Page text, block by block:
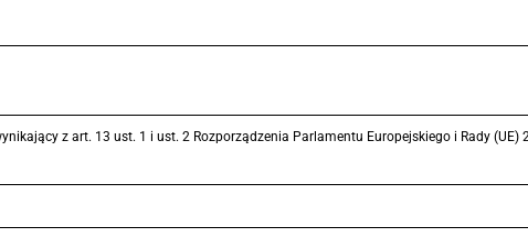
z art. 13 ust. 1 i ust. 2 Rozporządzenia Parlamentu Europejskiego i Rady